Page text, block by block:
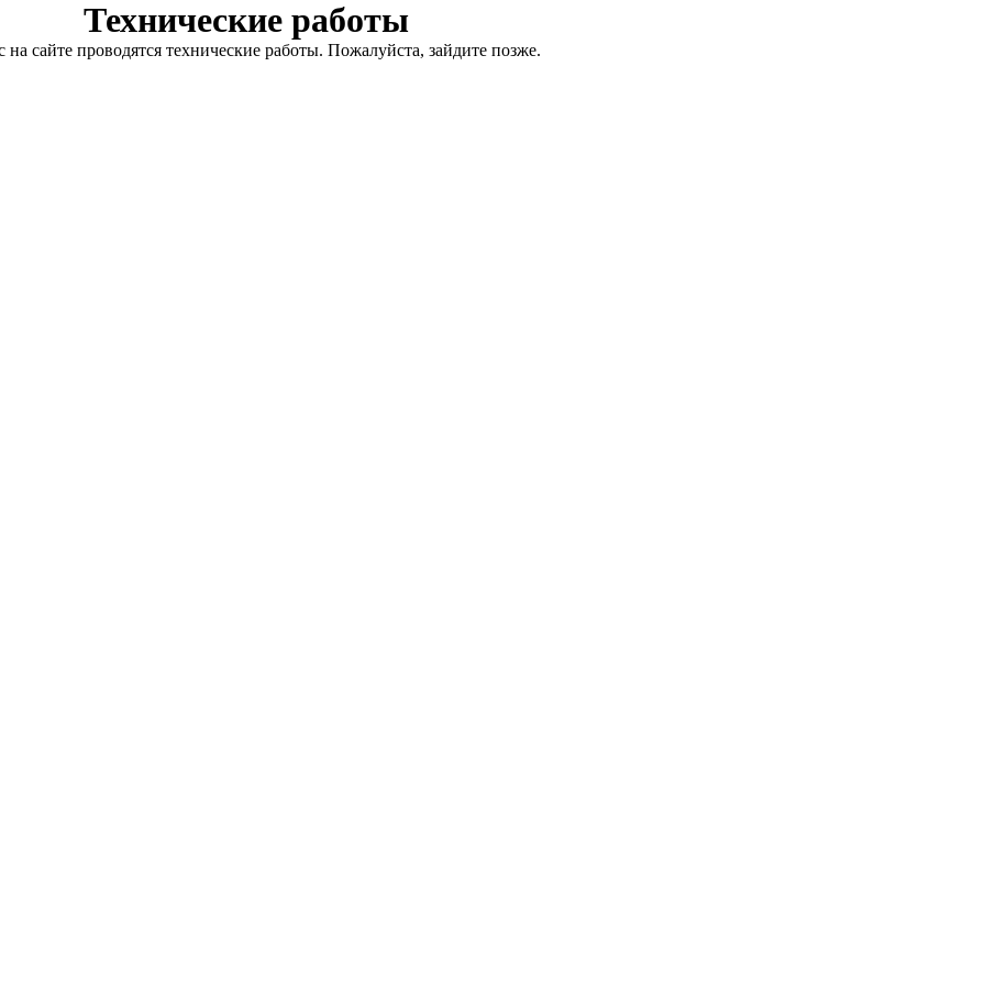
Технические работы
на сайте проводятся технические работы. Пожалуйста, зайдите позже.